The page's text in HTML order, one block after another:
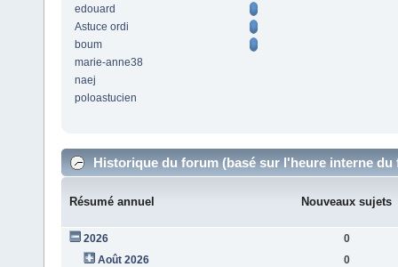
edouard
Astuce ordi
boum
marie-anne38
naej
poloastucien
Historique du forum (basé sur l'heure interne du
Résumé annuel Nouveaux sujets
2026
0
Août 2026
0